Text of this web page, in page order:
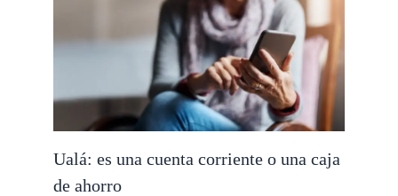
Ualá: es una cuenta corriente o una caja
de ahorro